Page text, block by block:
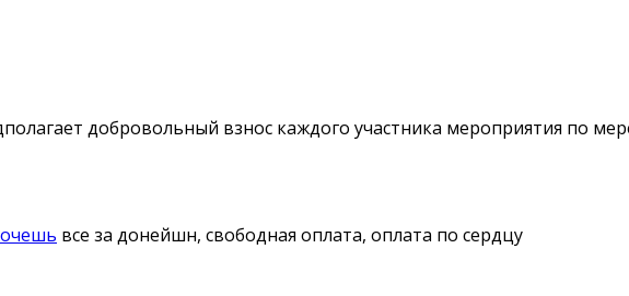
добровольный взнос каждого участника мероприятия по
все за донейшн, свободная оплата, оплата по сердцу